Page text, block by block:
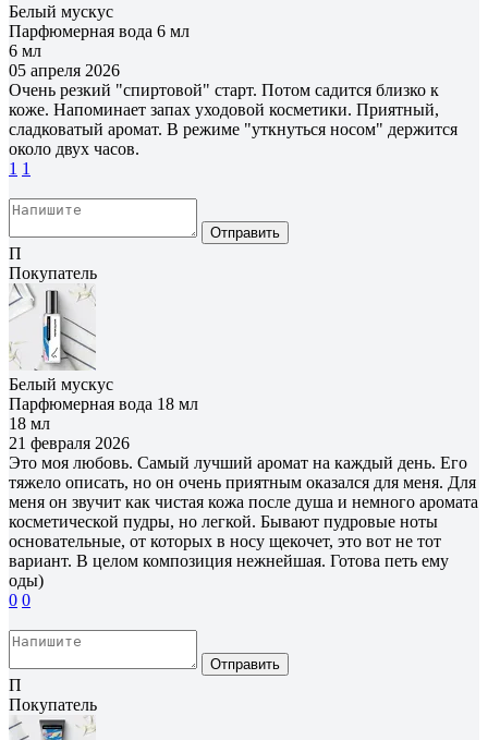
Белый мускус
Парфюмерная вода 6 мл
6 мл
05 апреля 2026
Очень резкий "спиртовой" старт. Потом садится близко к
коже. Напоминает запах уходовой косметики. Приятный,
сладковатый аромат. В режиме "уткнуться носом" держится
около двух часов.
1 1
Отправить
П
Покупатель
Белый мускус
Парфюмерная вода 18 мл
18 мл
21 февраля 2026
Это моя любовь. Самый лучший аромат на каждый день. Его
тяжело описать, но он очень приятным оказался для меня. Для
меня он звучит как чистая кожа после душа и немного аромата
косметической пудры, но легкой. Бывают пудровые ноты
основательные, от которых в носу щекочет, это вот не тот
вариант. В целом композиция нежнейшая. Готова петь ему
оды)
0 0
Отправить
П
Покупатель